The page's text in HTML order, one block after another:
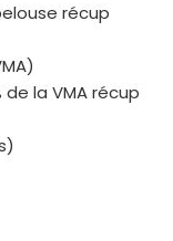
récup
de la VMA récup